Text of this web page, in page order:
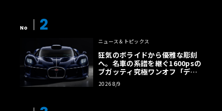
No 2
ニュース＆トピックス
狂気のボライドから優雅な彫刻
へ。名車の系譜を継ぐ1600psの
ブガッティ究極ワンオフ「デス
トリエ」
2026 8/9